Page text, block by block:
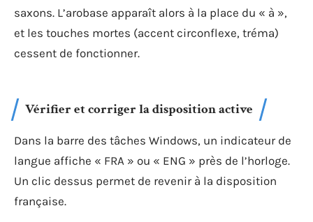
saxons. L’arobase apparaît alors à la place du « à »,
et les touches mortes (accent circonflexe, tréma)
cessent de fonctionner.
Vérifier et corriger la disposition active
Dans la barre des tâches Windows, un indicateur de
langue affiche « FRA » ou « ENG » près de l’horloge.
Un clic dessus permet de revenir à la disposition
française.